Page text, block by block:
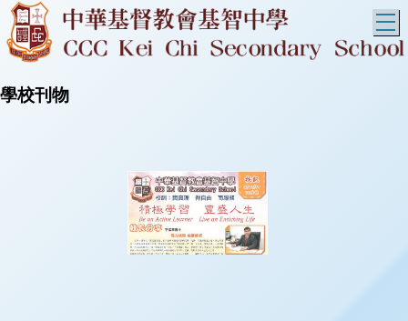
學校刊物